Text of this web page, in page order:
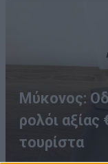
Μύκονος:
ρολόι
τουρίστα